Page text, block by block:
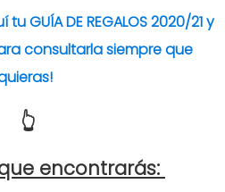
GUÍA DE REGALOS 2020/21 y
consultarla siempre que
👆
encontrarás: